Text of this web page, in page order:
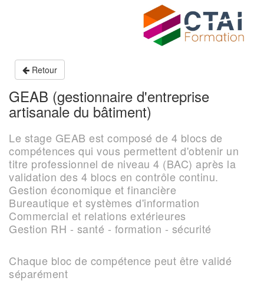
Retour
GEAB (gestionnaire d'entreprise
artisanale du bâtiment)
Le stage GEAB est composé de 4 blocs de
compétences qui vous permettent d'obtenir un
titre professionnel de niveau 4 (BAC) après la
validation des 4 blocs en contrôle continu.
Gestion économique et financière
Bureautique et systèmes d'information
Commercial et relations extérieures
Gestion RH - santé - formation - sécurité
Chaque bloc de compétence peut être validé
séparément